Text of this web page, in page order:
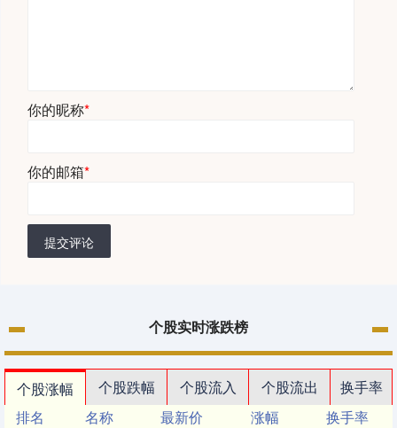
你的昵称*
你的邮箱*
提交评论
个股实时涨跌榜
个股涨幅 个股跌幅 个股流入 个股流出
换手率
排名
名称 最新价 涨幅
换手率